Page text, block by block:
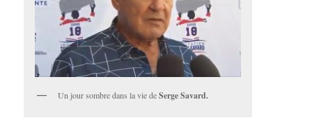
Un jour sombre dans la vie deSerge Savard.